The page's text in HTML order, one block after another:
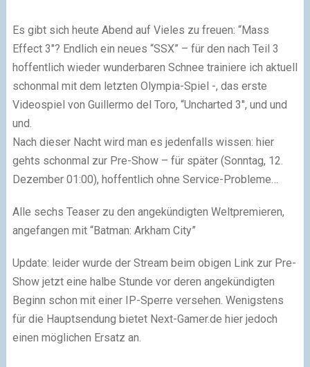
Es gibt sich heute Abend auf Vieles zu freuen: “Mass
Effect 3″? Endlich ein neues “SSX” – für den nach Teil 3
hoffentlich wieder wunderbaren Schnee trainiere ich aktuell
schonmal mit dem letzten Olympia-Spiel -, das erste
Videospiel von Guillermo del Toro, “Uncharted 3″, und und
und.
Nach dieser Nacht wird man es jedenfalls wissen: hier
gehts schonmal zur Pre-Show – für später (Sonntag, 12.
Dezember 01:00), hoffentlich ohne Service-Probleme…
Alle sechs Teaser zu den angekündigten Weltpremieren,
angefangen mit “Batman: Arkham City”
Update: leider wurde der Stream beim obigen Link zur Pre-
Show jetzt eine halbe Stunde vor deren angekündigten
Beginn schon mit einer IP-Sperre versehen. Wenigstens
für die Hauptsendung bietet Next-Gamer.de hier jedoch
einen möglichen Ersatz an.